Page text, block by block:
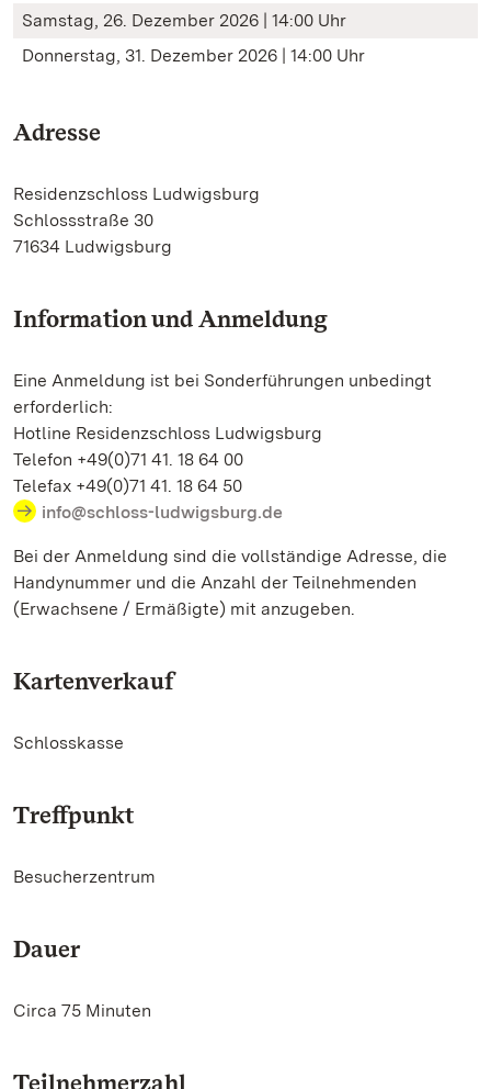
Samstag, 26. Dezember 2026 | 14:00 Uhr
Donnerstag, 31. Dezember 2026 | 14:00 Uhr
Adresse
Residenzschloss Ludwigsburg
Schlossstraße 30
71634 Ludwigsburg
Information und Anmeldung
Eine Anmeldung ist bei Sonderführungen unbedingt
erforderlich:
Hotline Residenzschloss Ludwigsburg
Telefon +49(0)71 41. 18 64 00
Telefax +49(0)71 41. 18 64 50
info@schloss-ludwigsburg.de
Bei der Anmeldung sind die vollständige Adresse, die
Handynummer und die Anzahl der Teilnehmenden
(Erwachsene / Ermäßigte) mit anzugeben.
Kartenverkauf
Schlosskasse
Treffpunkt
Besucherzentrum
Dauer
Circa 75 Minuten
Teilnehmerzahl